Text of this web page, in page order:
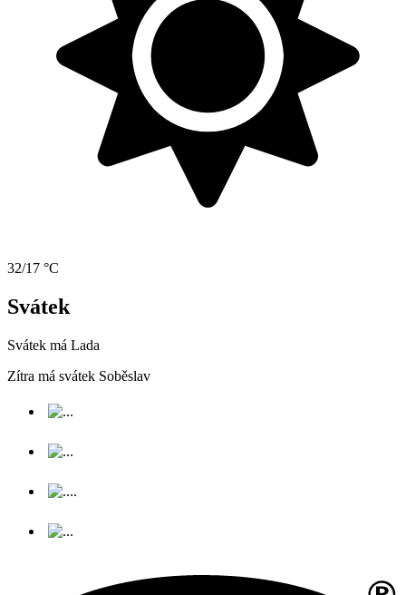
32/17 °C
Svátek
Svátek má Lada
Zítra má svátek Soběslav